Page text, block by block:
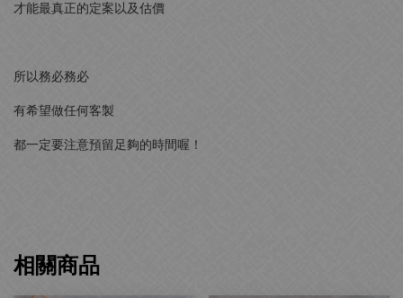
才能最真正的定案以及估價
所以務必務必
有希望做任何客製
都一定要注意預留足夠的時間喔！
相關商品